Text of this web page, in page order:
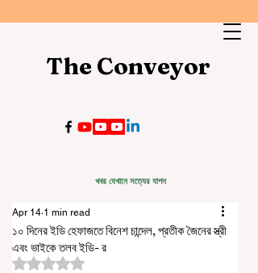
The Conveyor
খবর যেখানে সত্যের যাপন
১০ দিনের ইডি হেফাজতে বিনেশ চান্দেল, প্রতীক জৈনের স্ত্রী
এবং ভাইকে তলব ইডি- র
Apr 14 1 min read
Rated NaN out of 5 stars.